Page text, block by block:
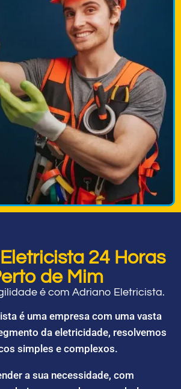
24 Horas
de Mim
é com Adriano Eletricista.
é uma empresa com uma vasta
da eletricidade, resolvemos
simples e complexos.
a sua necessidade, com